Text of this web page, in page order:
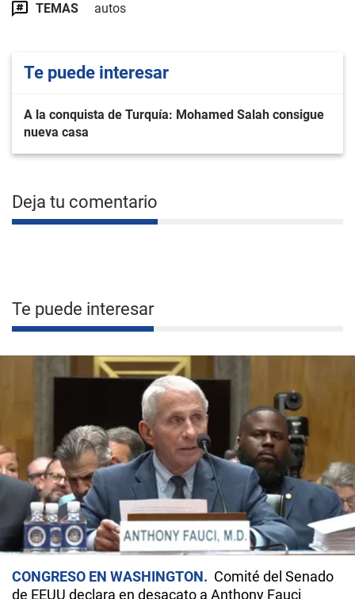
TEMAS autos
Te puede interesar
A la conquista de Turquía: Mohamed Salah consigue
nueva casa
Deja tu comentario
Te puede interesar
CONGRESO EN WASHINGTON
Comité del Senado
de EEUU declara en desacato a Anthony Fauci